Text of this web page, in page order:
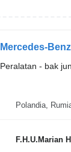
Mercedes-
Peralatan - bak
Polandia,
F.H.U.Marian